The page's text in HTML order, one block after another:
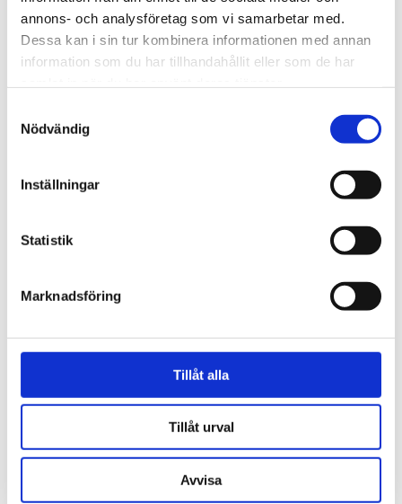
annons- och analysföretag som vi samarbetar med.
Dessa kan i sin tur kombinera informationen med annan
information som du har tillhandahållit eller som de har
Nödvändig
Inställningar
Statistik
Marknadsföring
Tillåt alla
Tillåt urval
Avvisa
för ångest – ”blev hånad”
Blygsam bidrags­höjning
att vänta nästa år